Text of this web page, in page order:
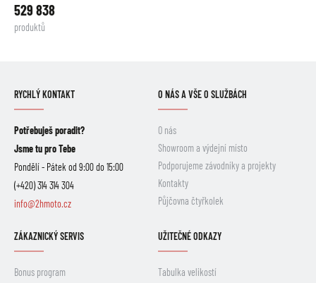
529 838
produktů
RYCHLÝ KONTAKT
Potřebuješ poradit?
Jsme tu pro Tebe
Pondělí - Pátek od 9:00 do 15:00
(+420) 314 314 304
info@2hmoto.cz
O NÁS A VŠE O SLUŽBÁCH
O nás
Showroom a výdejní místo
Podporujeme závodníky a projekty
Kontakty
Půjčovna čtyřkolek
ZÁKAZNICKÝ SERVIS
Bonus program
UŽITEČNÉ ODKAZY
Tabulka velikostí